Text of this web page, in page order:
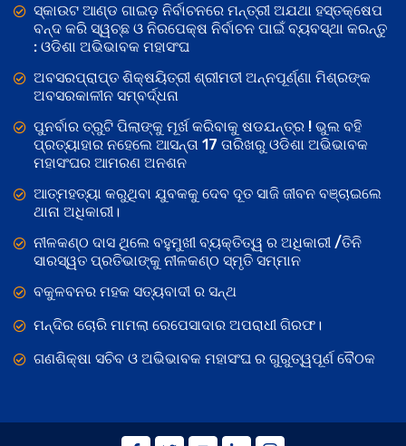
ସ୍କାଉଟ ଆଣ୍ଡ ଗାଇଡ଼ ନିର୍ବାଚନରେ ମନ୍ତ୍ରୀ ଅଯଥା ହସ୍ତକ୍ଷେପ
ବନ୍ଦ କରି ସ୍ୱଚ୍ଛ ଓ ନିରପେକ୍ଷ ନିର୍ବାଚନ ପାଇଁ ବ୍ୟବସ୍ଥା କରନ୍ତୁ
: ଓଡିଶା ଅଭିଭାବକ ମହାସଂଘ
ଅବସରପ୍ରାପ୍ତ ଶିକ୍ଷୟିତ୍ରୀ ଶ୍ରୀମତୀ ଅନ୍ନପୂର୍ଣ୍ଣା ମିଶ୍ରଙ୍କ
ଅବସରକାଳୀନ ସମ୍ବର୍ଦ୍ଧନା
ପୁନର୍ବାର ତ୍ରୁଟି ପିଲାଙ୍କୁ ମୂର୍ଖ କରିବାକୁ ଷଡଯନ୍ତ୍ର ! ଭୁଲ ବହି
ପ୍ରତ୍ୟାହାର ନହେଲେ ଆସନ୍ତା 17 ତାରିଖରୁ ଓଡିଶା ଅଭିଭାବକ
ମହାସଂଘର ଆମରଣ ଅନଶନ
ଆତ୍ମହତ୍ୟା କରୁଥିବା ଯୁବକକୁ ଦେବ ଦୂତ ସାଜି ଜୀବନ ବଞ୍ଚାଇଲେ
ଥାନା ଅଧିକାରୀ।
ନୀଳକଣ୍ଠ ଦାସ ଥିଲେ ବହୁମୁଖୀ ବ୍ୟକ୍ତିତ୍ୱ ର ଅଧିକାରୀ /ତିନି
ସାରସ୍ୱତ ପ୍ରତିଭାଙ୍କୁ ନୀଳକଣ୍ଠ ସ୍ମୃତି ସମ୍ମାନ
ବକୁଳବନର ମହକ ସତ୍ୟବାଦୀ ର ସନ୍ଥ
ମନ୍ଦିର ଚୋରି ମାମଲା ରେପେସାଦାର ଅପରାଧୀ ଗିରଫ।
ଗଣଶିକ୍ଷା ସଚିବ ଓ ଅଭିଭାବକ ମହାସଂଘ ର ଗୁରୁତ୍ୱପୂର୍ଣ ବୈଠକ